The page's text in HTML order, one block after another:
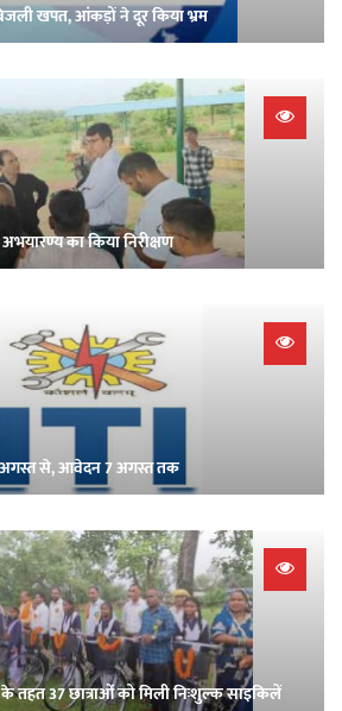
खपत, आंकड़ों ने दूर किया भ्रम
का किया निरीक्षण
अगस्त से, आवेदन 7 अगस्त तक
तहत 37 छात्राओं को मिली निःशुल्क साइकिलें